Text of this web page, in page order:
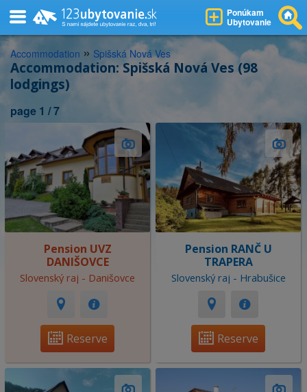
Ponúkam
Ubytovanie
Accommodation » Spišská Nová Ves
Accommodation: Spišská Nová Ves (98
lodgings)
page 1 / 7
Pension UVZ
DANIŠOVCE
Slovenský raj - Danišovce
Reserve
Pension RANČ U
TRAPERA
Slovenský raj - Hrabušice
Reserve